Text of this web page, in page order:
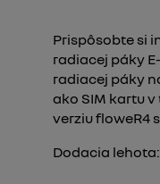
Prispôsobte si
radiacej páky
radiacej páky
ako SIM kartu
verziu floweR4
Dodacia lehota: